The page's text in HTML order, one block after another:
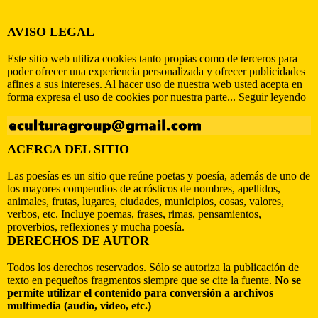
AVISO LEGAL
Este sitio web utiliza cookies tanto propias como de terceros para
poder ofrecer una experiencia personalizada y ofrecer publicidades
afines a sus intereses. Al hacer uso de nuestra web usted acepta en
forma expresa el uso de cookies por nuestra parte... Seguir leyendo
ACERCA DEL SITIO
Las poesías es un sitio que reúne poetas y poesía, además de uno de
los mayores compendios de acrósticos de nombres, apellidos,
animales, frutas, lugares, ciudades, municipios, cosas, valores,
verbos, etc. Incluye poemas, frases, rimas, pensamientos,
proverbios, reflexiones y mucha poesía.
DERECHOS DE AUTOR
Todos los derechos reservados. Sólo se autoriza la publicación de
texto en pequeños fragmentos siempre que se cite la fuente. No se
permite utilizar el contenido para conversión a archivos
multimedia (audio, video, etc.)